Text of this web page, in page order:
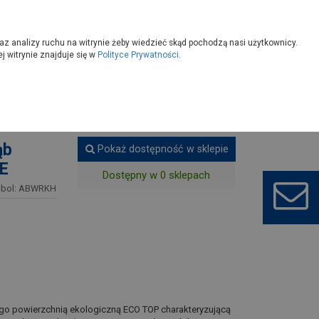
ABWRKH
Pokaż dostępność w sklepie
Dostępny w 0 sklepach
powierzchnią ekologiczną ECO TOP charakteryzującą
analizy ruchu na witrynie żeby wiedzieć skąd pochodzą nasi użytkownicy.
witrynie znajduje się w Polityce Prywatności.